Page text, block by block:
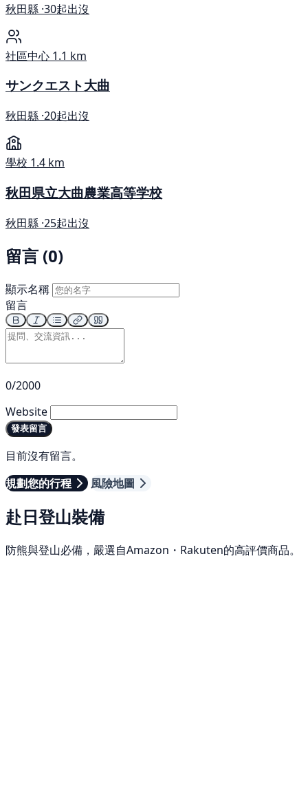
秋田縣 ·30起出沒
社區中心 1.1 km
サンクエスト大曲
秋田縣 ·20起出沒
學校 1.4 km
秋田県立大曲農業高等学校
秋田縣 ·25起出沒
留言 (0)
顯示名稱
留言
0/2000
Website
發表留言
目前沒有留言。
規劃您的行程
風險地圖
赴日登山裝備
防熊與登山必備，嚴選自Amazon・Rakuten的高評價商品。